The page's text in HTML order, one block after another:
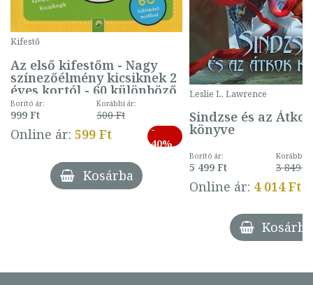
Kifestő
Az első kifestőm - Nagy
színezőélmény kicsiknek 2
éves kortól - 60 különböző
mintával (gombás)
Borító ár:
999 Ft
Korábbi ár:
500 Ft
Online ár: 599 Ft
-
40%
Kosárba
Leslie L. Lawrence
Sindzse és az Átkok
könyve
Borító ár:
5 499 Ft
Korábbi
3 849 Ft
Online ár: 4 014 Ft
Kosárba